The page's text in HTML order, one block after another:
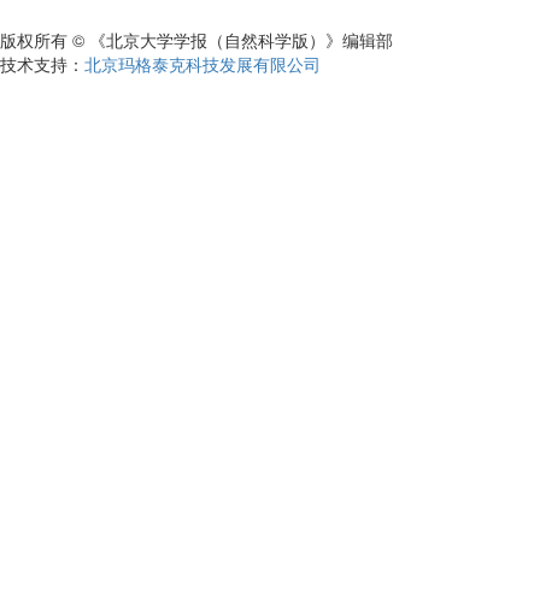
版权所有 © 《北京大学学报（自然科学版）》编辑部
技术支持： 北京玛格泰克科技发展有限公司